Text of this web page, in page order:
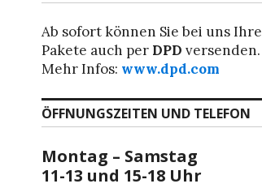
Ab sofort können Sie bei uns Ihre
Pakete auch per DPD versenden.
Mehr Infos: www.dpd.com
ÖFFNUNGSZEITEN UND TELEFON
Montag – Samstag
11-13 und 15-18 Uhr